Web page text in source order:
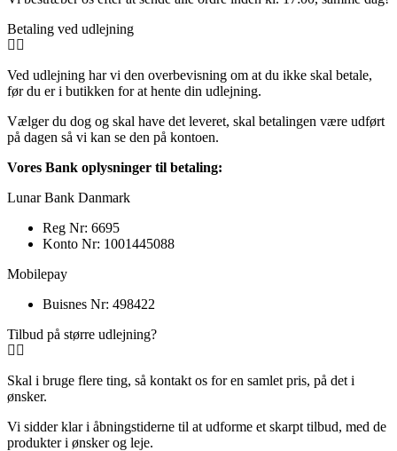
Betaling ved udlejning
Ved udlejning har vi den overbevisning om at du ikke skal betale,
før du er i butikken for at hente din udlejning.
Vælger du dog og skal have det leveret, skal betalingen være udført
på dagen så vi kan se den på kontoen.
Vores Bank oplysninger til betaling:
Lunar Bank Danmark
Reg Nr: 6695
Konto Nr: 1001445088
Mobilepay
Buisnes Nr: 498422
Tilbud på større udlejning?
Skal i bruge flere ting, så kontakt os for en samlet pris, på det i
ønsker.
Vi sidder klar i åbningstiderne til at udforme et skarpt tilbud, med de
produkter i ønsker og leje.